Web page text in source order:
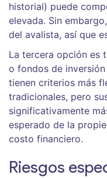
historial) puede
elevada. Sin
del avalista, así que
La tercera opción es
o fondos de
tienen criterios más
tradicionales, pero
significativamente
esperado de la
costo financiero.
Riesgos